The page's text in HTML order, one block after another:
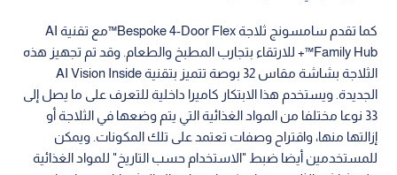
كما تقدم سامسونج ثلاجة Bespoke 4-Door Flex™مع تقنية AI
Family Hub™+ للارتقاء بتجارب المطبخ والطعام. وقد تم تجهيز هذه
الثلاجة بشاشة مقاس 32 بوصة تتميز بتقنية AI Vision Inside
الجديدة. ويستخدم هذا الابتكار كاميرا داخلية للتعرف على ما يصل إلى
33 نوعا مختلفا من المواد الغذائية التي يتم وضعها في الثلاجة أو
إزالتها منها، واقتراح وصفات تعتمد على تلك المكونات. ويمكن
للمستخدمين أيضا ضبط "الاستخدام حسب التاريخ" للمواد الغذائية